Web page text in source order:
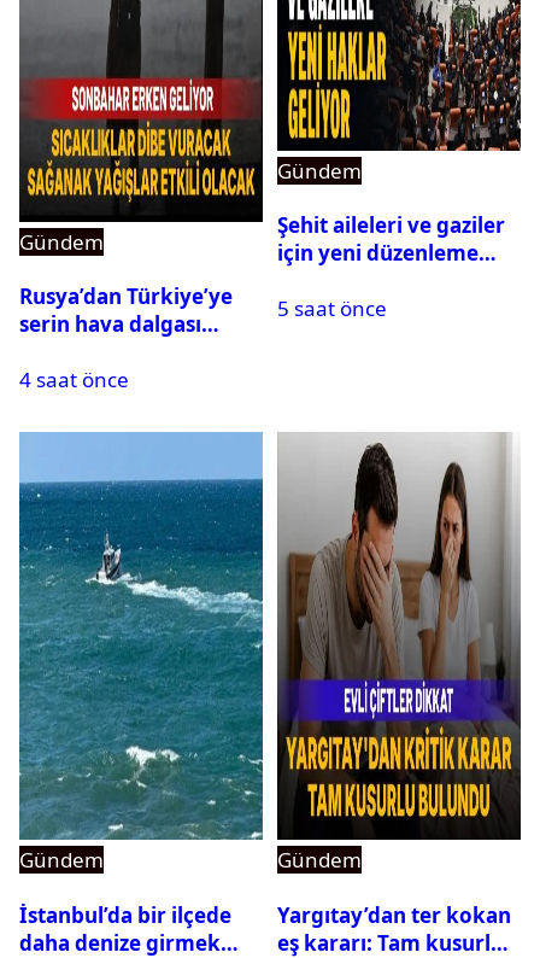
Gündem
Rusya’dan Türkiye’ye
serin hava dalgası
düşecek
4 saat önce
Gündem
Şehit aileleri ve gaziler
için yeni düzenleme
5 saat önce
Gündem
İstanbul’da bir ilçede
daha denize girmek
Gündem
Yargıtay’dan ter kokan
eş kararı: Tam kusurlu